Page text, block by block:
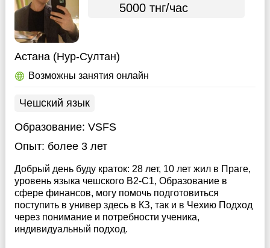
5000 тнг/час
Астана (Нур-Султан)
Возможны занятия онлайн
Чешский язык
Образование: VSFS
Опыт: более 3 лет
Добрый день буду краток: 28 лет, 10 лет жил в Праге,
уровень языка чешского B2-C1, Образование в
сфере финансов, могу помочь подготовиться
поступить в универ здесь в КЗ, так и в Чехию Подход
через понимание и потребности ученика,
индивидуальный подход.